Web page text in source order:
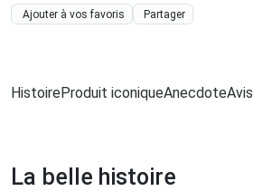
Ajouter à vos favoris Partager
HistoireProduit iconiqueAnecdoteAvis
La belle histoire